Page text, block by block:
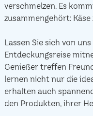
verschmelzen. Es
zusammengehört: Käse
Lassen Sie sich von
Entdeckungsreise
Genießer treffen
lernen nicht nur die
erhalten auch
den Produkten, ihrer